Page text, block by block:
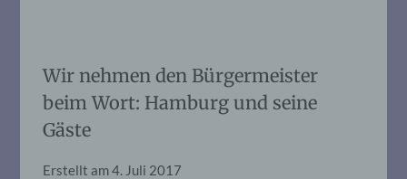
Wir nehmen den Bürgermeister
beim Wort: Hamburg und seine
Gäste
Erstellt am4. Juli 2017